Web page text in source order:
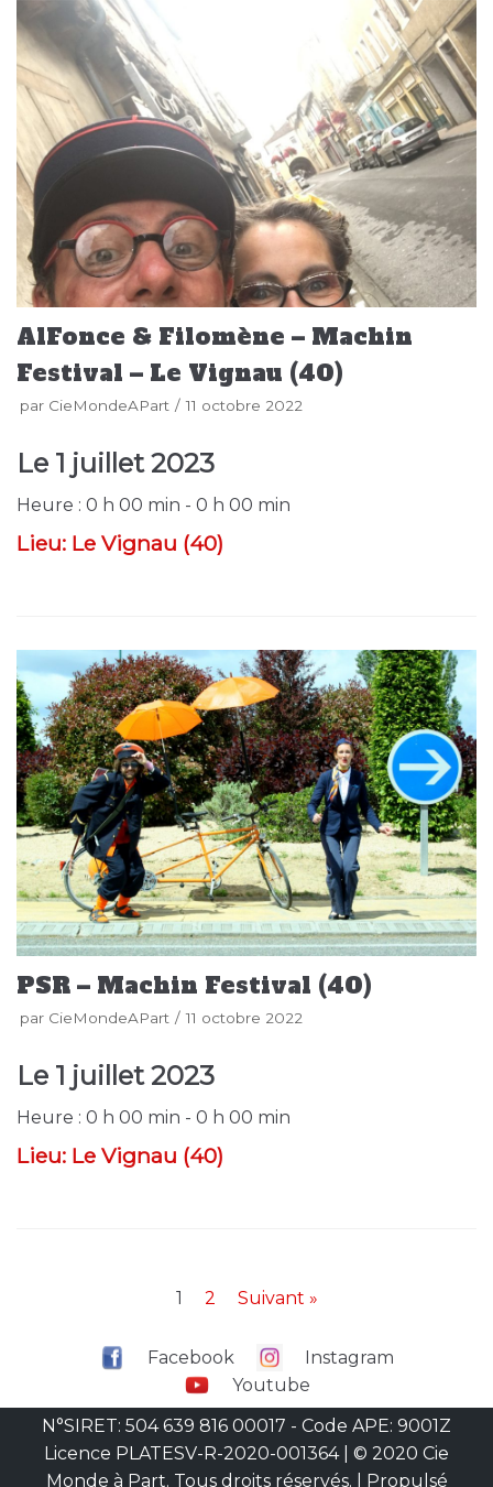
AlFonce & Filomène – Machin
Festival – Le Vignau (40)
par CieMondeAPart 11 octobre 2022
Le 1 juillet 2023
Heure : 0 h 00 min - 0 h 00 min
Lieu: Le Vignau (40)
PSR – Machin Festival (40)
par CieMondeAPart 11 octobre 2022
Le 1 juillet 2023
Heure : 0 h 00 min - 0 h 00 min
Lieu: Le Vignau (40)
1 2 Suivant »
Facebook
Instagram
Youtube
N°SIRET: 504 639 816 00017 - Code APE: 9001Z
Licence PLATESV-R-2020-001364 | © 2020 Cie
Monde à Part. Tous droits réservés. | Propulsé